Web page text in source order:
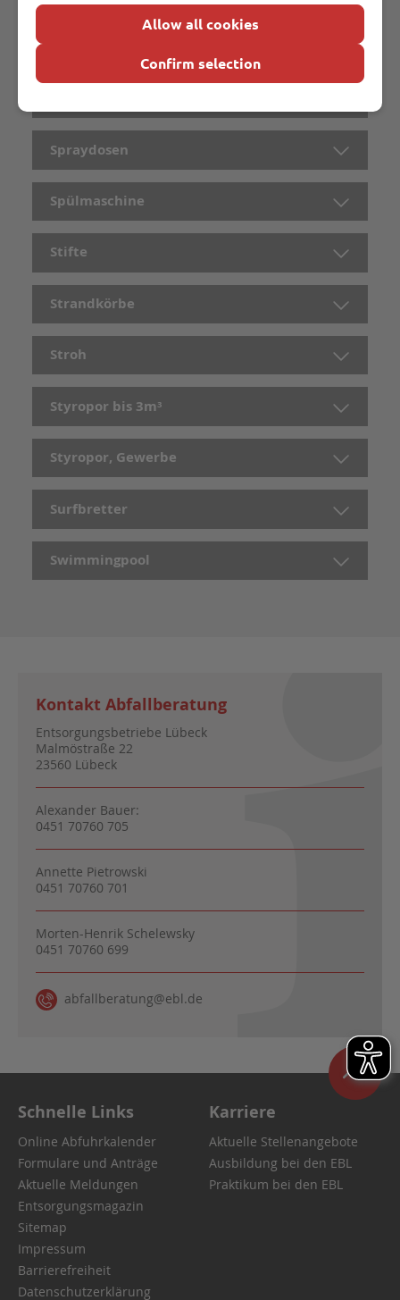
Spraydosen
Spülmaschine
Stifte
Strandkörbe
Stroh
Styropor bis 3m³
Styropor, Gewerbe
Surfbretter
Swimmingpool
Kontakt Abfallberatung
Entsorgungsbetriebe Lübeck
Malmöstraße 22
23560 Lübeck
Alexander Bauer:
0451 70760 705
Annette Pietrowski
0451 70760 701
Morten-Henrik Schelewsky
0451 70760 699
abfallberatung@ebl.de
Schnelle Links
Online Abfuhrkalender
Formulare und Anträge
Aktuelle Meldungen
Entsorgungsmagazin
Sitemap
Impressum
Barrierefreiheit
Datenschutzerklärung
Karriere
Aktuelle Stellenangebote
Ausbildung bei den EBL
Praktikum bei den EBL
Allow all cookies
Confirm selection